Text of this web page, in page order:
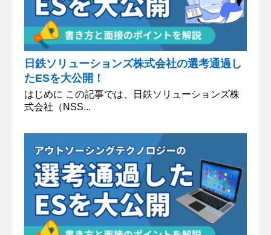
日鉄ソリューションズ株式会社の選考通過し
たESを大公開！
はじめに この記事では、日鉄ソリューションズ株
式会社（NSS...